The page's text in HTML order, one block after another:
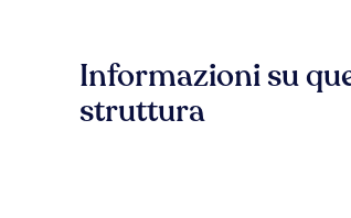
Informazioni su
struttura